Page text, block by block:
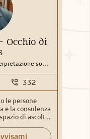
Occhio di
sogni
332
le persone
e la consulenza
di ascolto,
tra la mia